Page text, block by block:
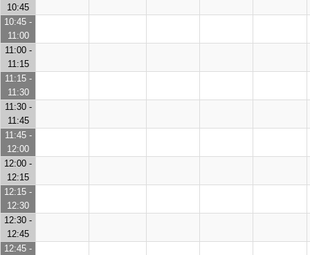
10:45
10:45 -
11:00
11:00 -
11:15
11:15 -
11:30
11:30 -
11:45
11:45 -
12:00
12:00 -
12:15
12:15 -
12:30
12:30 -
12:45
12:45 -